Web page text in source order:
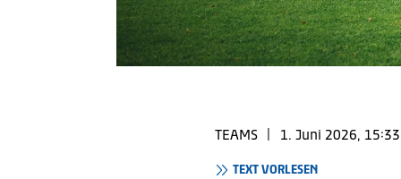
TEAMS 1. Juni 2026,
TEXT VORLESEN